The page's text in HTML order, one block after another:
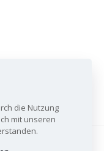
die Nutzung
mit unseren